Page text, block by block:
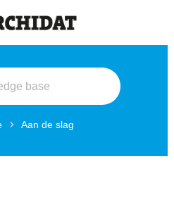
Aan de slag